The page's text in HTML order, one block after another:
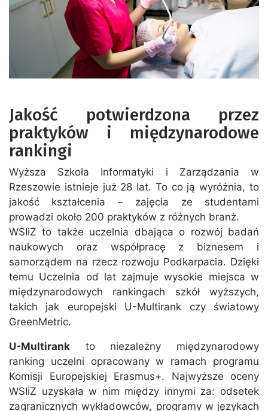
Jakość potwierdzona przez
praktyków i międzynarodowe
rankingi
Wyższa Szkoła Informatyki i Zarządzania w
Rzeszowie istnieje już 28 lat. To co ją wyróżnia, to
jakość kształcenia – zajęcia ze studentami
prowadzi około 200 praktyków z różnych branż.
WSIiZ to także uczelnia dbająca o rozwój badań
naukowych oraz współpracę z biznesem i
samorządem na rzecz rozwoju Podkarpacia. Dzięki
temu Uczelnia od lat zajmuje wysokie miejsca w
międzynarodowych rankingach szkół wyższych,
takich jak europejski U-Multirank czy światowy
GreenMetric.
U-Multirank to niezależny międzynarodowy
ranking uczelni opracowany w ramach programu
Komisji Europejskiej Erasmus+. Najwyższe oceny
WSIiZ uzyskała w nim między innymi za: odsetek
zagranicznych wykładowców, programy w językach